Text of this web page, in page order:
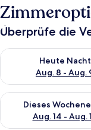
Überprüfe die
Heute Nacht
Aug. 8 - Aug.
Überprüfe die
Dieses
Aug. 14 - Aug.
Überprüfe die